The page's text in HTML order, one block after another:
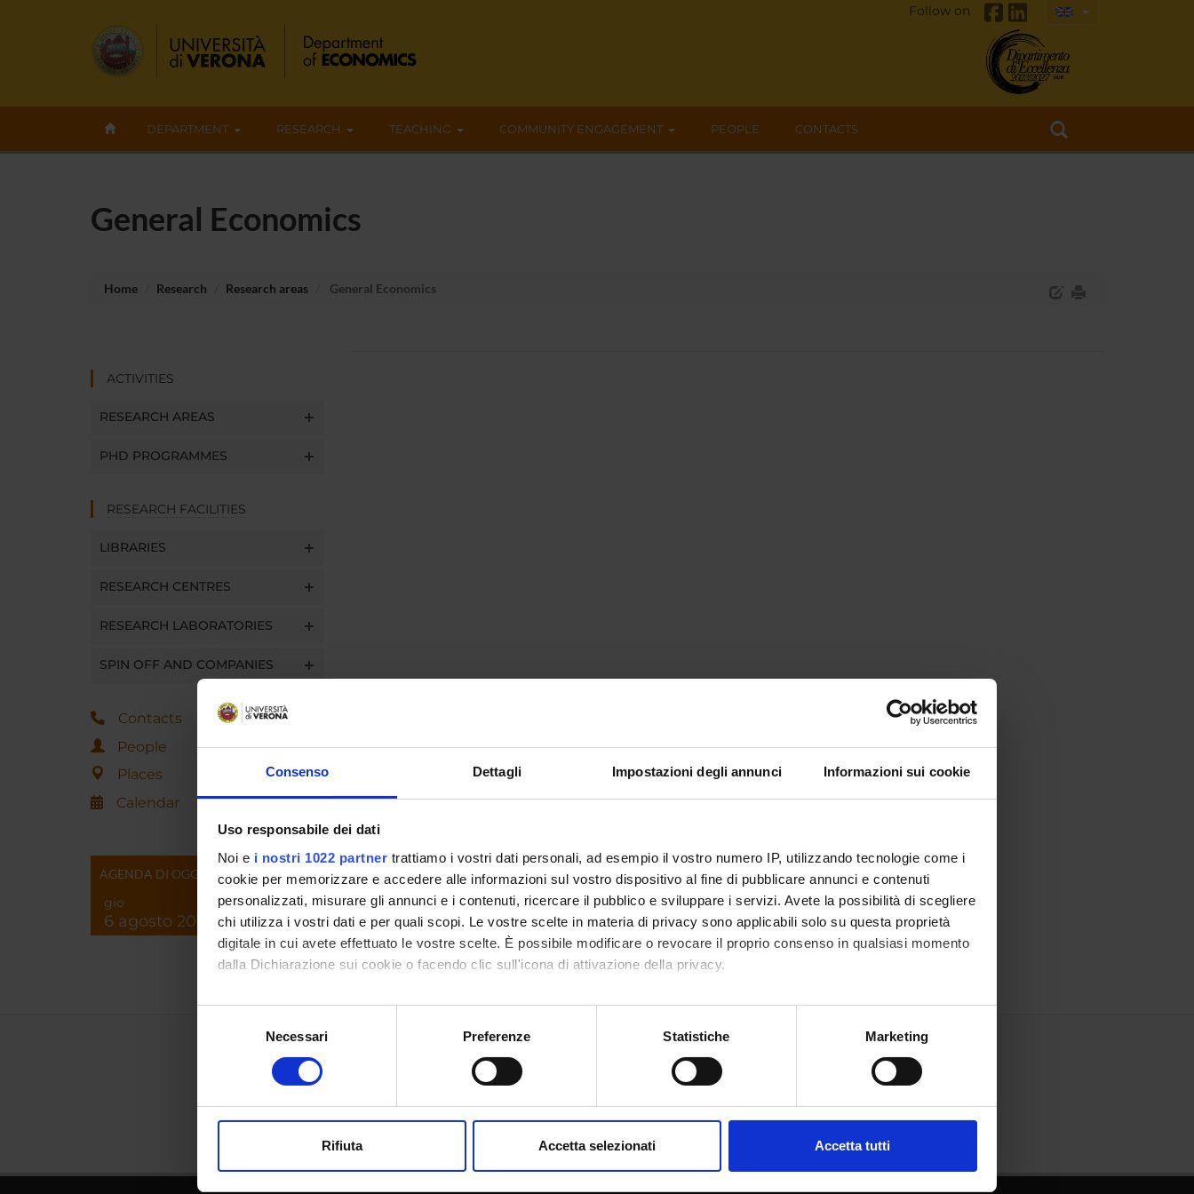
Consenso Dettagli Impostazioni degli annunci Informazioni sui cookie
Uso responsabile dei dati
Noi e i nostri 1022 partner trattiamo i vostri dati personali, ad esempio il vostro numero IP, utilizzando tecnologie come i
cookie per memorizzare e accedere alle informazioni sul vostro dispositivo al fine di pubblicare annunci e contenuti
personalizzati, misurare gli annunci e i contenuti, ricercare il pubblico e sviluppare i servizi. Avete la possibilità di scegliere
chi utilizza i vostri dati e per quali scopi. Le vostre scelte in materia di privacy sono applicabili solo su questa proprietà
digitale in cui avete effettuato le vostre scelte. È possibile modificare o revocare il proprio consenso in qualsiasi momento
dalla Dichiarazione sui cookie o facendo clic sull'icona di attivazione della privacy.
Con il tuo consenso, vorremmo anche:
raccogliere informazioni sulla tua posizione geografica, con un'approssimazione di qualche metro,
digitali).
modificare o ritirare il tuo consenso in qualsiasi momento dalla Dichiarazione sui cookie.
Necessari Preferenze Statistiche Marketing
Rifiuta Accetta selezionati Accetta tutti
Follow on
DEPARTMENT RESEARCH TEACHING COMMUNITY ENGAGEMENT PEOPLE CONTACTS
General Economics
Home Research Research areas General Economics
ACTIVITIES
RESEARCH AREAS
PHD PROGRAMMES
RESEARCH FACILITIES
LIBRARIES
RESEARCH CENTRES
RESEARCH LABORATORIES
SPIN OFF AND COMPANIES
Contacts
People
Places
Calendar
AGENDA DI OGGI
gio
6 agosto 2026